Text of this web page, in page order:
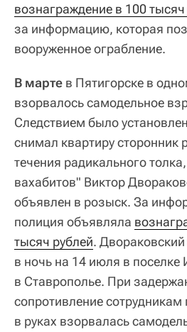
вознаграждение в 100
за информацию, которая
вооруженное ограбление.
В марте в Пятигорске в
взорвалось самодельное
Следствием было
снимал квартиру сторонник
течения радикального
вахабитов" Виктор
объявлен в розыск. За
полиция объявляла
тысяч рублей.
в ночь на 14 июля в
в Ставрополье. При
сопротивление
в руках взорвалась